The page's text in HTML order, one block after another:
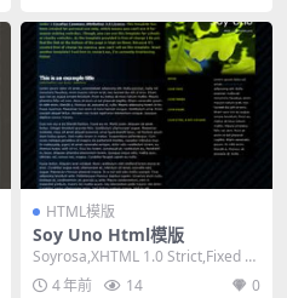
HTML模版
Soy Uno Html模版
Soyrosa,XHTML 1.0 Strict,Fixed W
idth, 3 ...
4 年前 14 0